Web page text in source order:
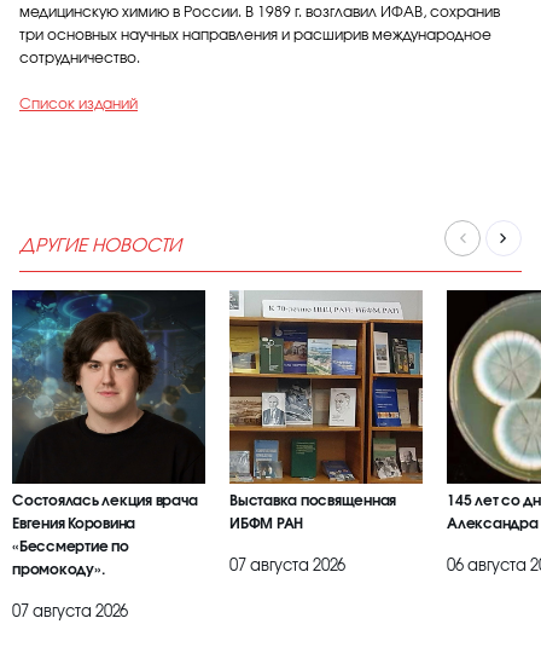
медицинскую химию в России. В 1989 г. возглавил ИФАВ, сохранив
три основных научных направления и расширив международное
сотрудничество.
Список изданий
ДРУГИЕ НОВОСТИ
Состоялась лекция врача
Евгения Коровина
«Бессмертие по
промокоду».
07 августа 2026
Выставка посвященная
ИБФМ РАН
07 августа 2026
145 лет со
Александра
06 августа